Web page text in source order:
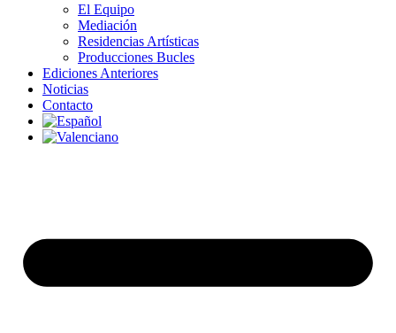
El Equipo
Mediación
Residencias Artísticas
Producciones Bucles
Ediciones Anteriores
Noticias
Contacto